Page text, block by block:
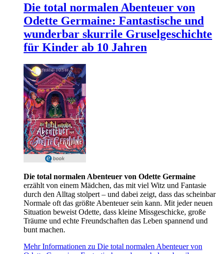
Die total normalen Abenteuer von
Odette Germaine: Fantastische und
wunderbar skurrile Gruselgeschichte
für Kinder ab 10 Jahren
Die total normalen Abenteuer von Odette Germaine
erzählt von einem Mädchen, das mit viel Witz und Fantasie
durch den Alltag stolpert – und dabei zeigt, dass das scheinbar
Normale oft das größte Abenteuer sein kann. Mit jeder neuen
Situation beweist Odette, dass kleine Missgeschicke, große
Träume und echte Freundschaften das Leben spannend und
bunt machen.
Mehr Informationen zu Die total normalen Abenteuer von